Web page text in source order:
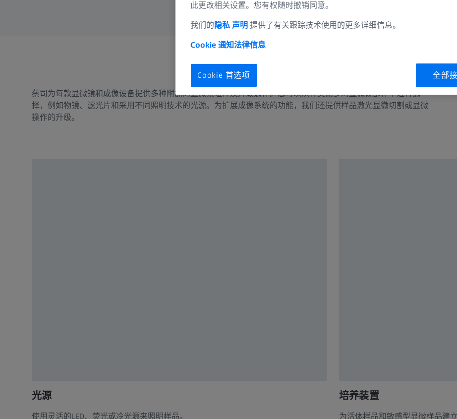
蔡司为每款显微镜和成像设备提供多种附加的显微镜组件及升级选件。您可以从种类繁多的显微镜部件中进行选
择，例如物镜、滤光片和采用不同照明技术的光源。为扩展成像系统的功能，我们还提供样品激光显微切割或显微
操作的升级。
光源
使用灵活的LED、荧光或冷光源来照明样品。
培养装置
为活体样品和敏感型显微样品建
此更改相关设置。您有权随时撤销同意。
我们的 隐私 声明 提供了有关跟踪技术使用的更多详细信息。
Cookie 通知法律信息
Cookie 首选项 全部